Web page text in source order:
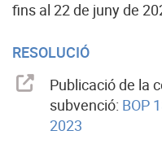
fins al 22 de juny de
RESOLUCIÓ
Publicació de la
subvenció: BOP
2023